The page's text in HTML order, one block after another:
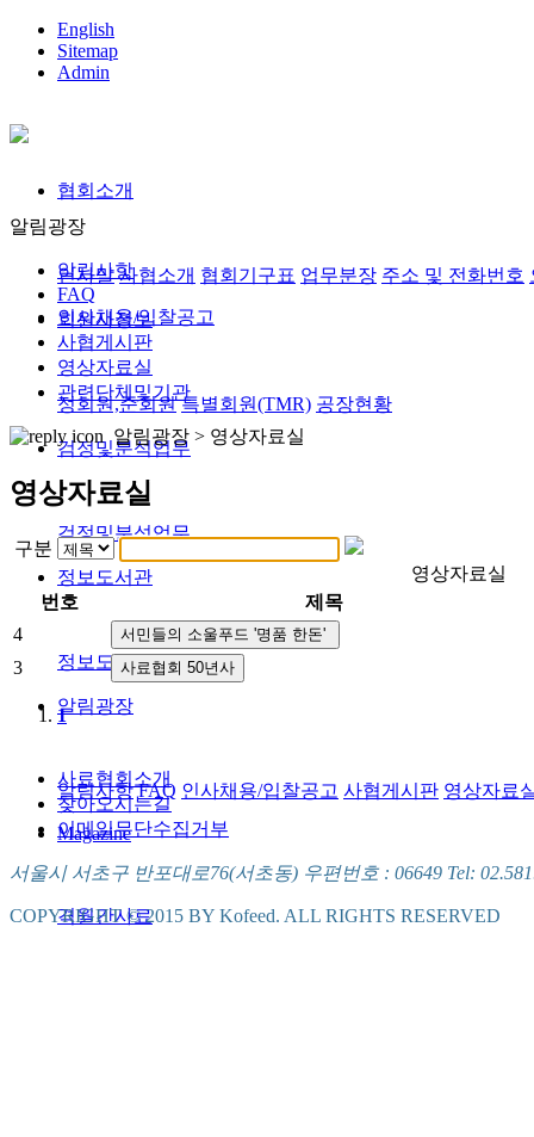
English
Sitemap
Admin
협회소개
인사말 사협소개 협회기구표 업무분장 주소 및 전화번호
회원사정보
정회원,준회원 특별회원(TMR) 공장현황
검정및분석업무
검정및분석업무
정보도서관
정보도서관
알림광장
알림사항 FAQ 인사채용/입찰공고 사협게시판 영상자료
Magazine
격월간사료
알림광장
알림사항
FAQ
인사채용/입찰공고
사협게시판
영상자료실
관련단체및기관
알림광장 > 영상자료실
영상자료실
구분
영상자료실
번호
제목
4
3
1
사료협회소개
찾아오시는길
이메일무단수집거부
서울시 서초구 반포대로76(서초동) 우편번호 : 06649 Tel:
COPYRIGHT © 2015 BY Kofeed. ALL RIGHTS RESERVED